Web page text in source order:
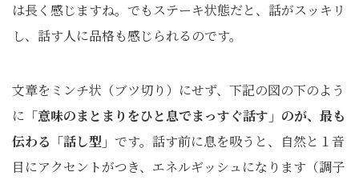
は長く感じますね。でもステーキ状態だと、話がスッキリ
し、話す人に品格も感じられるのです。
文章をミンチ状（ブツ切り）にせず、下記の図の下のよう
に 「意味のまとまりをひと息でまっすぐ話す」のが、最も
伝わる「話し型」 です。話す前に息を吸うと、自然と１音
目にアクセントがつき、エネルギッシュになります（調子